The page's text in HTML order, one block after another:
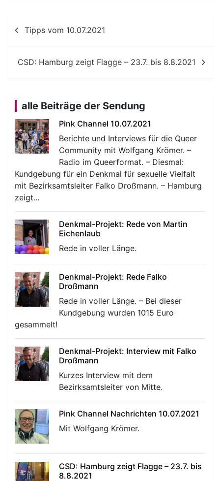
Beitragsnavigation
Tipps vom 10.07.2021
CSD: Hamburg zeigt Flagge – 23.7. bis 8.8.2021
alle Beiträge der Sendung
Pink Channel 10.07.2021
Berichte und Interviews für die Queer
Community mit Wolfgang Krömer. –
Radio im Queerformat. – Diesmal:
Kundgebung für ein Denkmal für sexuelle Vielfalt
mit Bezirksamtsleiter Falko Droßmann. – Hamburg
zeigt…
Denkmal-Projekt: Rede von Martin
Eichenlaub
Rede in voller Länge.
Denkmal-Projekt: Rede Falko
Droßmann
Rede in voller Länge. – Bei dieser
Kundgebung wurden 1015 Euro
gesammelt!
Denkmal-Projekt: Interview mit Falko
Droßmann
Kurzes Interview mit dem
Bezirksamtsleiter von Mitte.
Pink Channel Nachrichten 10.07.2021
Mit Wolfgang Krömer.
CSD: Hamburg zeigt Flagge – 23.7. bis
8.8.2021